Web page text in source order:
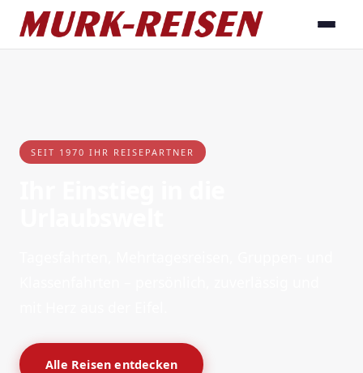
SEIT 1970 IHR REISEPARTNER
Alle Reisen entdecken